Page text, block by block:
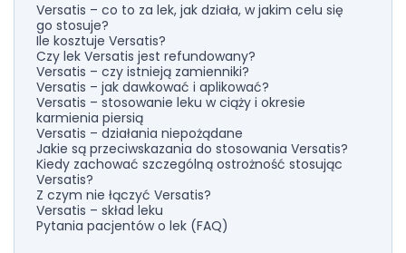
Versatis – co to za lek, jak działa, w jakim celu się
go stosuje?
Ile kosztuje Versatis?
Czy lek Versatis jest refundowany?
Versatis – czy istnieją zamienniki?
Versatis – jak dawkować i aplikować?
Versatis – stosowanie leku w ciąży i okresie
karmienia piersią
Versatis – działania niepożądane
Jakie są przeciwskazania do stosowania Versatis?
Kiedy zachować szczególną ostrożność stosując
Versatis?
Z czym nie łączyć Versatis?
Versatis – skład leku
Pytania pacjentów o lek (FAQ)